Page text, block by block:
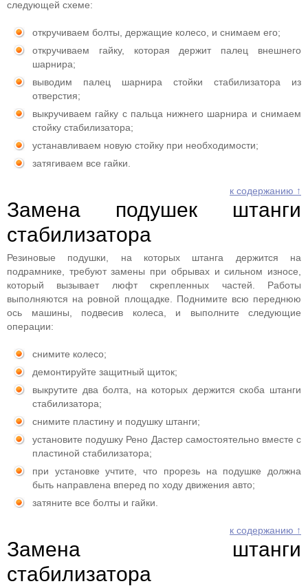
следующей схеме:
откручиваем болты, держащие колесо, и снимаем его;
откручиваем гайку, которая держит палец внешнего
шарнира;
выводим палец шарнира стойки стабилизатора из
отверстия;
выкручиваем гайку с пальца нижнего шарнира и снимаем
стойку стабилизатора;
устанавливаем новую стойку при необходимости;
затягиваем все гайки.
к содержанию ↑
Замена подушек штанги
стабилизатора
Резиновые подушки, на которых штанга держится на
подрамнике, требуют замены при обрывах и сильном износе,
который вызывает люфт скрепленных частей. Работы
выполняются на ровной площадке. Поднимите всю переднюю
ось машины, подвесив колеса, и выполните следующие
операции:
снимите колесо;
демонтируйте защитный щиток;
выкрутите два болта, на которых держится скоба штанги
стабилизатора;
снимите пластину и подушку штанги;
установите подушку Рено Дастер самостоятельно вместе с
пластиной стабилизатора;
при установке учтите, что прорезь на подушке должна
быть направлена вперед по ходу движения авто;
затяните все болты и гайки.
к содержанию ↑
Замена штанги
стабилизатора